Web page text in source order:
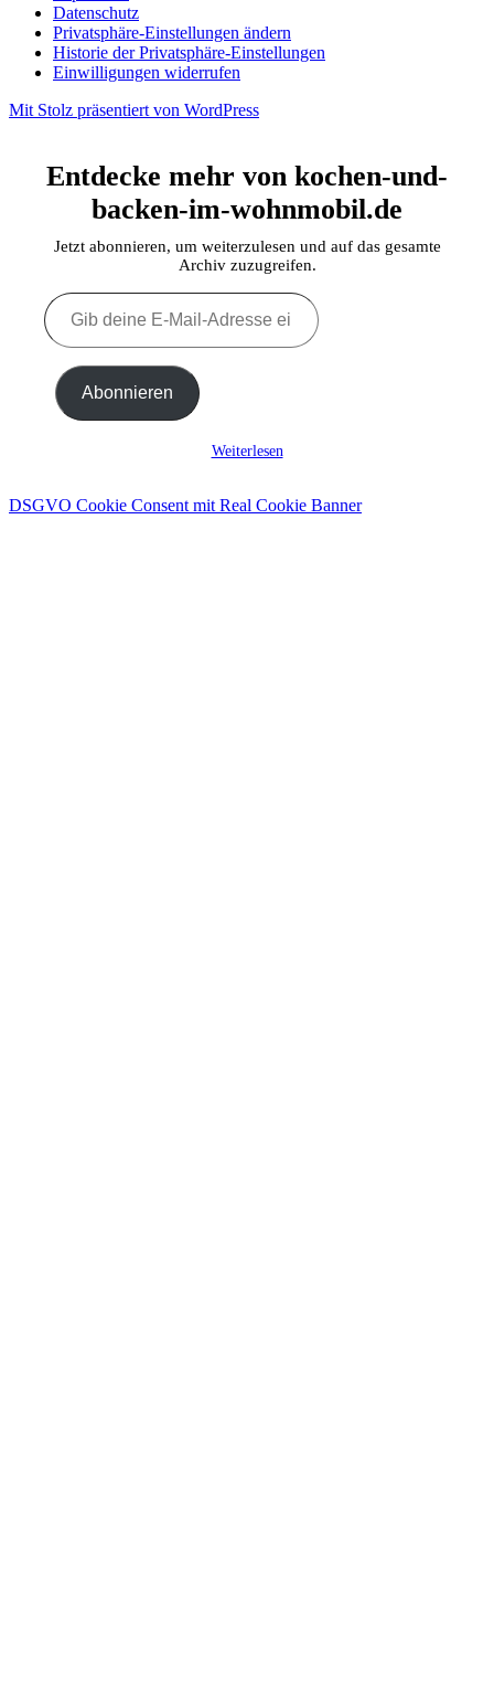
Datenschutz
Privatsphäre-Einstellungen ändern
Historie der Privatsphäre-Einstellungen
Einwilligungen widerrufen
Mit Stolz präsentiert von WordPress
Entdecke mehr von kochen-und-
backen-im-wohnmobil.de
Jetzt abonnieren, um weiterzulesen und auf das gesamte
Archiv zuzugreifen.
Gib
deine
E-
Adresse
ein ... Abonnieren
Weiterlesen
DSGVO Cookie Consent mit Real Cookie Banner